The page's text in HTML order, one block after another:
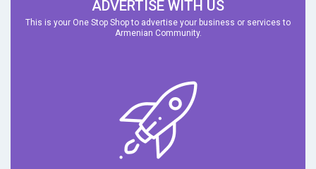
ADVERTISE WITH US
This is your One Stop Shop to advertise your business or services to
Armenian Community.